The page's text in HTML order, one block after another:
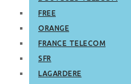
FREE
ORANGE
FRANCE TELECOM
SFR
LAGARDERE